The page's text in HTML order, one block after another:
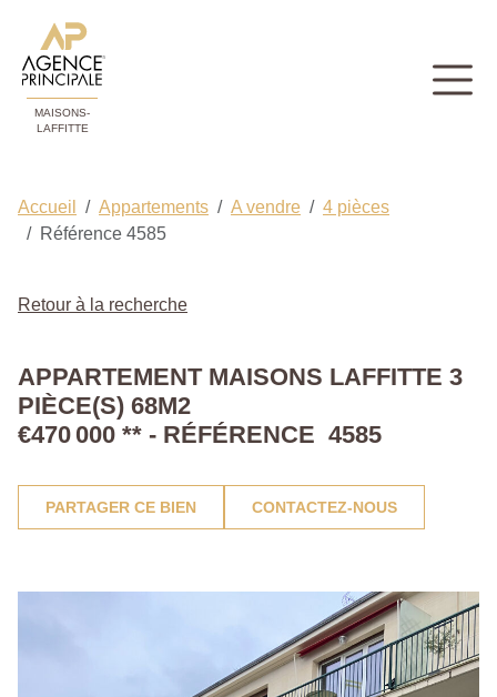
MAISONS-
LAFFITTE
Accueil Appartements A vendre
4 pièces
Référence 4585
Retour à la recherche
APPARTEMENT MAISONS LAFFITTE 3
PIÈCE(S) 68M2
€470 000 ** - RÉFÉRENCE 4585
PARTAGER CE BIEN CONTACTEZ-NOUS